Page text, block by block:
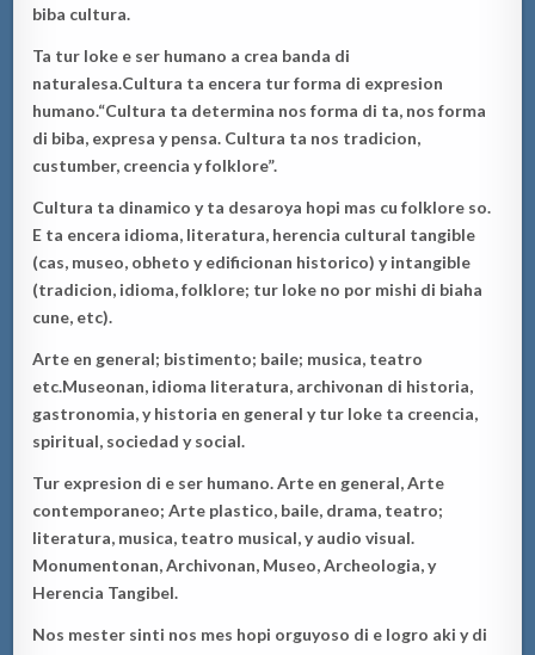
biba cultura.
Ta tur loke e ser humano a crea banda di
naturalesa.Cultura ta encera tur forma di expresion
humano.“Cultura ta determina nos forma di ta, nos forma
di biba, expresa y pensa. Cultura ta nos tradicion,
custumber, creencia y folklore”.
Cultura ta dinamico y ta desaroya hopi mas cu folklore so.
E ta encera idioma, literatura, herencia cultural tangible
(cas, museo, obheto y edificionan historico) y intangible
(tradicion, idioma, folklore; tur loke no por mishi di biaha
cune, etc).
Arte en general; bistimento; baile; musica, teatro
etc.Museonan, idioma literatura, archivonan di historia,
gastronomia, y historia en general y tur loke ta creencia,
spiritual, sociedad y social.
Tur expresion di e ser humano.Arte en general, Arte
contemporaneo; Arte plastico, baile, drama, teatro;
literatura, musica, teatro musical, y audio visual.
Monumentonan, Archivonan, Museo, Archeologia, y
Herencia Tangibel.
Nos mester sinti nos mes hopi orguyoso di e logro aki y di